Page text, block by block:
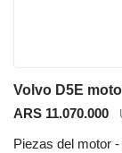
Volvo D5E
ARS 11.070.000
Piezas del motor